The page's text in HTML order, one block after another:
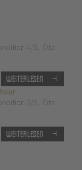
4/5, Ötzi
Weiterlesen
2/5, Ötzi
Weiterlesen